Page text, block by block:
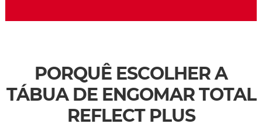
PORQUÊ ESCOLHER A
TÁBUA DE ENGOMAR TOTAL
REFLECT PLUS